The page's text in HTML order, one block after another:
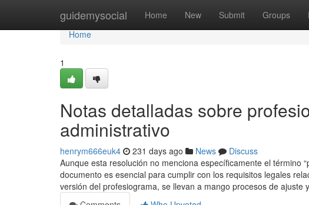
guidemysocial Home New Submit Groups
Home
Home
1
Notas detalladas sobre
administrativo
henrym666euk4 231 days ago News
Discuss
Aunque esta resolución no menciona específicamente el término
documento es esencial para cumplir con los requisitos legales
versión del profesiograma, se llevan a mango procesos de ajuste